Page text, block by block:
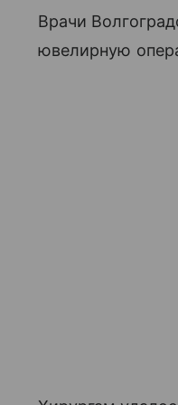
Врачи
ювелирную